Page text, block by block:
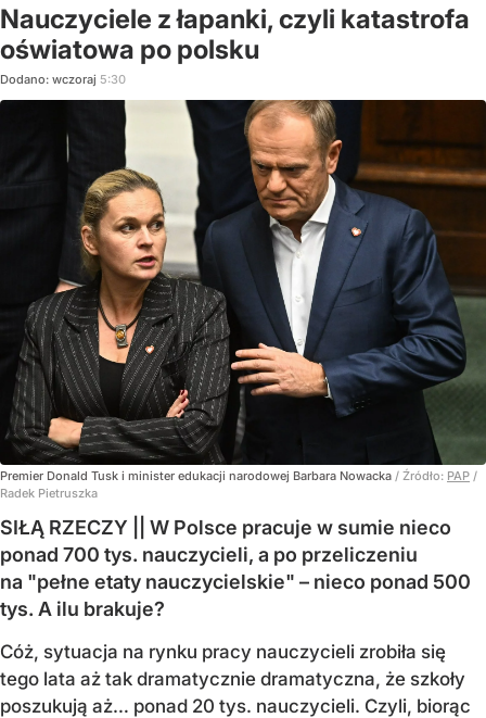
Nauczyciele z łapanki, czyli katastrofa
oświatowa po polsku
Dodano: wczoraj 5:30
Premier Donald Tusk i minister edukacji narodowej Barbara Nowacka / Źródło: PAP /
Radek Pietruszka
SIŁĄ RZECZY || W Polsce pracuje w sumie nieco
ponad 700 tys. nauczycieli, a po przeliczeniu
na "pełne etaty nauczycielskie" – nieco ponad 500
tys. A ilu brakuje?
Cóż, sytuacja na rynku pracy nauczycieli zrobiła się
tego lata aż tak dramatycznie dramatyczna, że szkoły
poszukują aż… ponad 20 tys. nauczycieli. Czyli, biorąc